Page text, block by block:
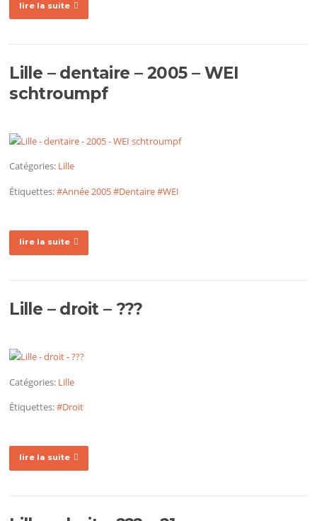
lire la suite
Lille – dentaire – 2005 – WEI
schtroumpf
Catégories: Lille
Étiquettes:#Année 2005#Dentaire#WEI
lire la suite
Lille – droit – ???
Catégories: Lille
Étiquettes:#Droit
lire la suite